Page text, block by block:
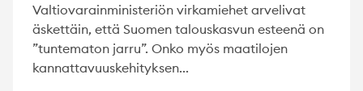
Valtiovarainministeriön virkamiehet arvelivat
äskettäin, että Suomen talouskasvun esteenä on
”tuntematon jarru”. Onko myös maatilojen
kannattavuuskehityksen...